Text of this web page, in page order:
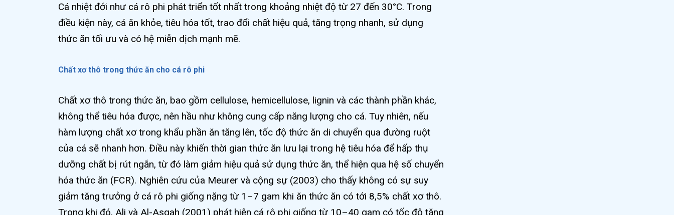
Cá nhiệt đới như cá rô phi phát triển tốt nhất trong khoảng nhiệt độ từ 27 đến 30°C. Trong
điều kiện này, cá ăn khỏe, tiêu hóa tốt, trao đổi chất hiệu quả, tăng trọng nhanh, sử dụng
thức ăn tối ưu và có hệ miễn dịch mạnh mẽ.
Chất xơ thô trong thức ăn cho cá rô phi
Chất xơ thô trong thức ăn, bao gồm cellulose, hemicellulose, lignin và các thành phần khác,
không thể tiêu hóa được, nên hầu như không cung cấp năng lượng cho cá. Tuy nhiên, nếu
hàm lượng chất xơ trong khẩu phần ăn tăng lên, tốc độ thức ăn di chuyển qua đường ruột
của cá sẽ nhanh hơn. Điều này khiến thời gian thức ăn lưu lại trong hệ tiêu hóa để hấp thụ
dưỡng chất bị rút ngắn, từ đó làm giảm hiệu quả sử dụng thức ăn, thể hiện qua hệ số chuyển
hóa thức ăn (FCR). Nghiên cứu của Meurer và cộng sự (2003) cho thấy không có sự suy
giảm tăng trưởng ở cá rô phi giống nặng từ 1–7 gam khi ăn thức ăn có tới 8,5% chất xơ thô.
Trong khi đó, Ali và Al-Asgah (2001) phát hiện cá rô phi giống từ 10–40 gam có tốc độ tăng